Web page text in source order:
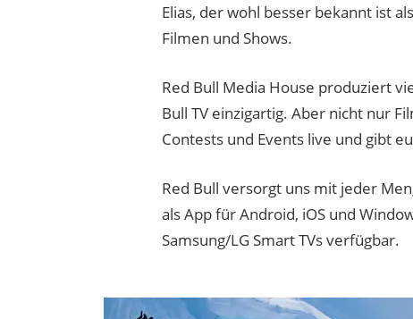
Elias, der wohl besser bekannt ist
Filmen und Shows.
Red Bull Media House produziert
Bull TV einzigartig. Aber nicht nur
Contests und Events live und gibt
Red Bull versorgt uns mit jeder
als App für Android, iOS und
Samsung/LG Smart TVs verfügbar.